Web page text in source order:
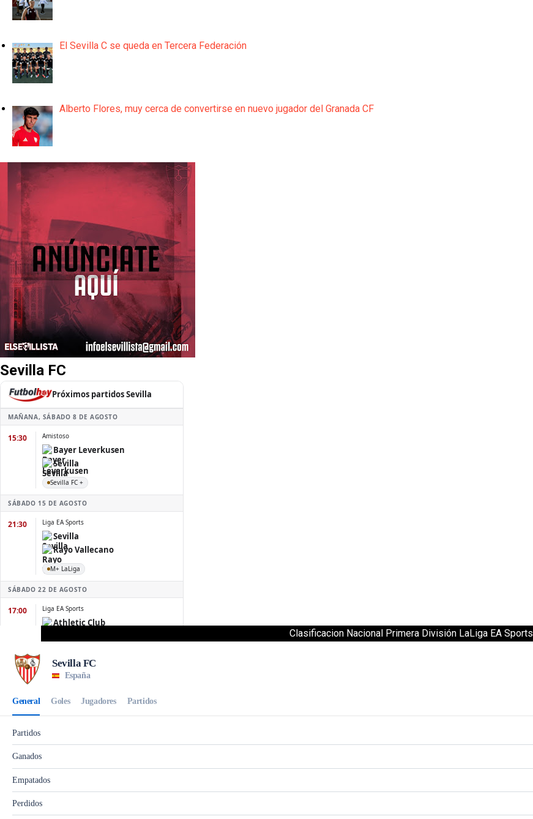
El Sevilla C se queda en Tercera Federación
Alberto Flores, muy cerca de convertirse en nuevo jugador del Granada CF
Sevilla FC
Clasificacion Nacional Primera División LaLiga EA Sports